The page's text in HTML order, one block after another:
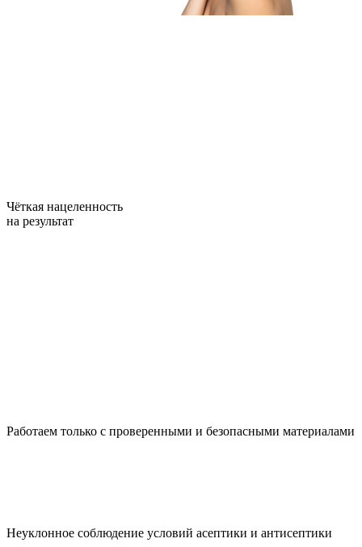
Чёткая нацеленность
на результат
Работаем только с проверенными и безопасными материалами
Неуклонное соблюдение условий асептики и антисептики